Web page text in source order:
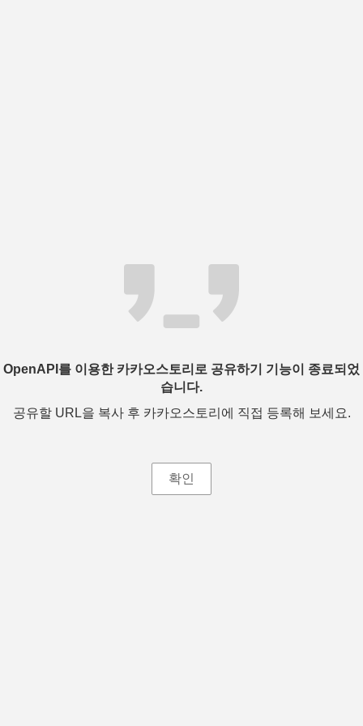
OpenAPI를 이용한 카카오스토리로 공유하기 기능이 종료되었
습니다.
공유할 URL을 복사 후 카카오스토리에 직접 등록해 보세요.
확인